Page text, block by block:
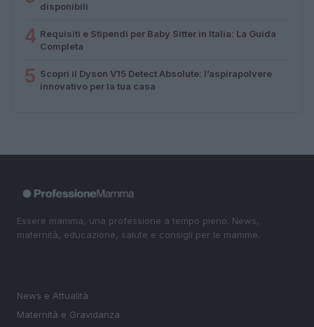
disponibili
4 Requisiti e Stipendi per Baby Sitter in Italia: La Guida
Completa
5 Scopri il Dyson V15 Detect Absolute: l’aspirapolvere
innovativo per la tua casa
Essere mamma, una professione a tempo pieno. News,
maternità, educazione, salute e consigli per le mamme.
News e Attualità
Maternità e Gravidanza